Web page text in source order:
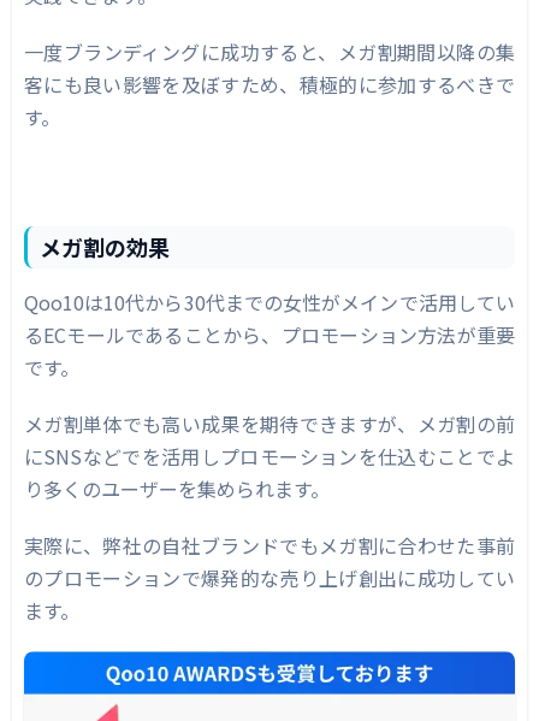
一度ブランディングに成功すると、メガ割期間以降の集
客にも良い影響を及ぼすため、積極的に参加するべきで
す。
メガ割の効果
Qoo10は10代から30代までの女性がメインで活用してい
るECモールであることから、プロモーション方法が重要
です。
メガ割単体でも高い成果を期待できますが、メガ割の前
にSNSなどでを活用しプロモーションを仕込むことでよ
り多くのユーザーを集められます。
実際に、弊社の自社ブランドでもメガ割に合わせた事前
のプロモーションで爆発的な売り上げ創出に成功してい
ます。